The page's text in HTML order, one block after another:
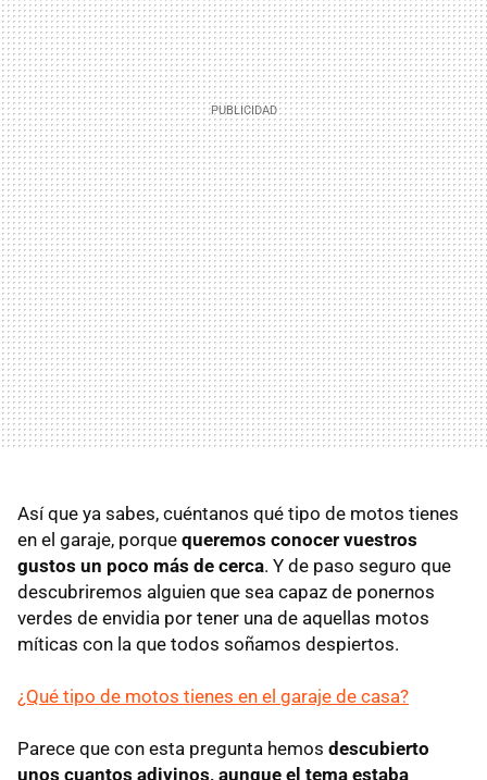
Así que ya sabes, cuéntanos qué tipo de motos tienes
en el garaje, porque queremos conocer vuestros
gustos un poco más de cerca. Y de paso seguro que
descubriremos alguien que sea capaz de ponernos
verdes de envidia por tener una de aquellas motos
míticas con la que todos soñamos despiertos.
¿Qué tipo de motos tienes en el garaje de casa?
Parece que con esta pregunta hemos descubierto
unos cuantos adivinos, aunque el tema estaba